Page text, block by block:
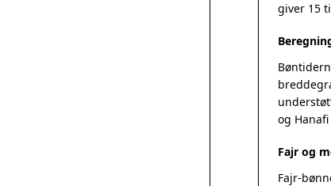
giver 15
og
Fajr og
Fajr-